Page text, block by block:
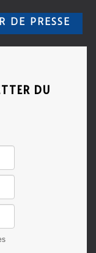
DE PRESSE
DU